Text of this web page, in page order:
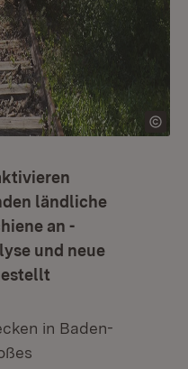
ländliche
an -
und neue
in Baden-